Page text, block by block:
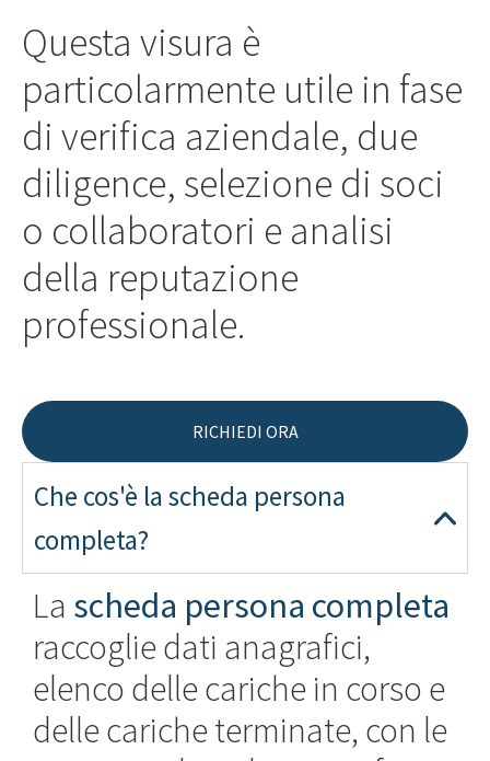
Questa visura è
particolarmente utile in fase
di verifica aziendale, due
diligence, selezione di soci
o collaboratori e analisi
della reputazione
professionale.
RICHIEDI ORA
Che cos'è la scheda persona
completa?
La scheda persona completa
raccoglie dati anagrafici,
elenco delle cariche in corso e
delle cariche terminate, con le